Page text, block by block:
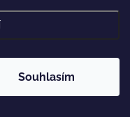
Souhlasím